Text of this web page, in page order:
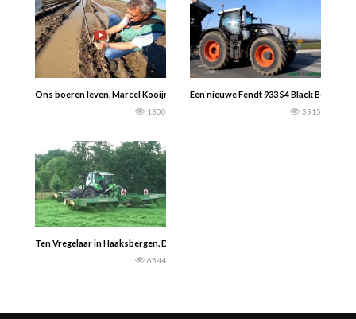
Ons boeren leven, Marcel Kooijman — Regen is grote probleem.. Redde wat
1300
Een nieuwe Fendt 933 S4 Black Beauty
3915
Ten Vregelaar in Haaksbergen. Deutz-Fahr Agrotron met Krone triple maaier.
6544